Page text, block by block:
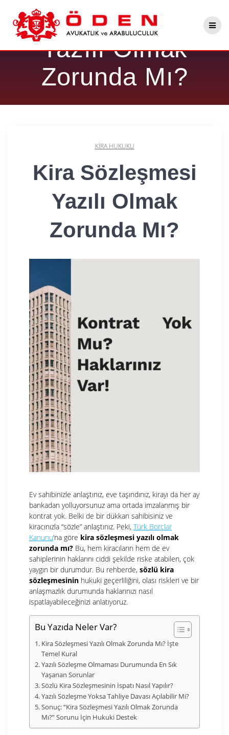
to
content
Kira Sözleşmesi
Yazılı Olmak
Zorunda Mı?
KIRA HUKUKU
Kira Sözleşmesi
Yazılı Olmak
Zorunda Mı?
Ev sahibinizle anlaştınız, eve taşındınız, kirayı da her ay
bankadan yolluyorsunuz ama ortada imzalanmış bir
kontrat yok. Belki de bir dükkan sahibisiniz ve
kiracınızla “sözle” anlaştınız. Peki, Türk Borçlar
Kanunu‘na göre kira sözleşmesi yazılı olmak
zorunda mı? Bu, hem kiracıların hem de ev
sahiplerinin haklarını ciddi şekilde riske atabilen, çok
yaygın bir durumdur. Bu rehberde, sözlü kira
sözleşmesinin hukuki geçerliliğini, olası riskleri ve bir
anlaşmazlık durumunda haklarınızı nasıl
ispatlayabileceğinizi anlatıyoruz.
Bu Yazıda Neler Var?
Kira Sözleşmesi Yazılı Olmak Zorunda Mı? İşte
Temel Kural
Yazılı Sözleşme Olmaması Durumunda En Sık
Yaşanan Sorunlar
Sözlü Kira Sözleşmesinin İspatı Nasıl Yapılır?
Yazılı Sözleşme Yoksa Tahliye Davası Açılabilir Mi?
Sonuç: “Kira Sözleşmesi Yazılı Olmak Zorunda
Mı?” Sorunu İçin Hukuki Destek